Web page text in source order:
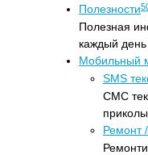
Полезности
Полезная
каждый день
Мобильный
SMS
СМС
приколы
Ремонт